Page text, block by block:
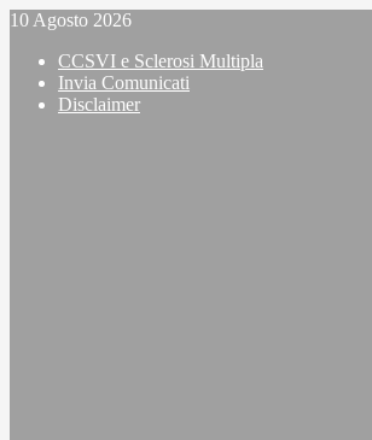
Vai
contenuto
10 Agosto 2026
CCSVI e Sclerosi Multipla
Invia Comunicati
Disclaimer